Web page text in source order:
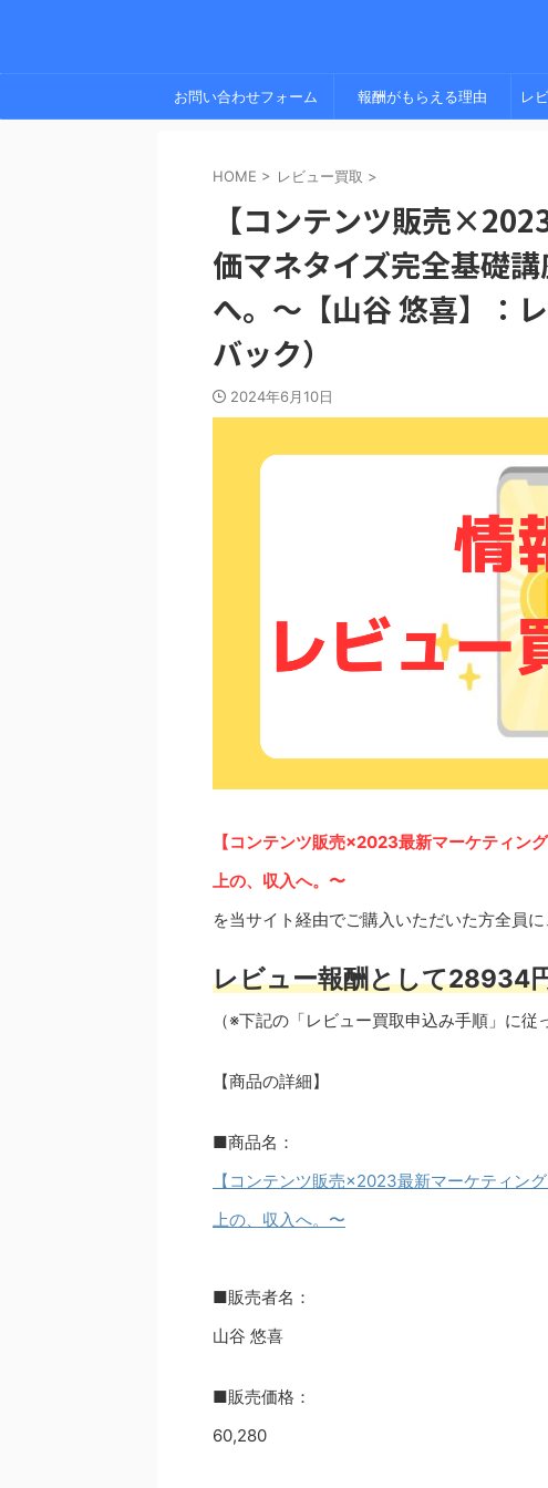
お問い合わせフォーム 報酬がもらえる理由 レ
HOME > レビュー買取 >
【コンテンツ販売
価マネタイズ完全基礎
へ。〜【山谷 悠喜】：
バック）
2024年6月10日
【コンテンツ販売×2023最新マーケティ
上の、収入へ。〜
を当サイト経由でご購入いただいた方全員に
レビュー報酬として28934
（※下記の「レビュー買取申込み手順」に従
【商品の詳細】
■商品名：
【コンテンツ販売×2023最新マーケティ
上の、収入へ。〜
■販売者名：
山谷 悠喜
■販売価格：
60,280